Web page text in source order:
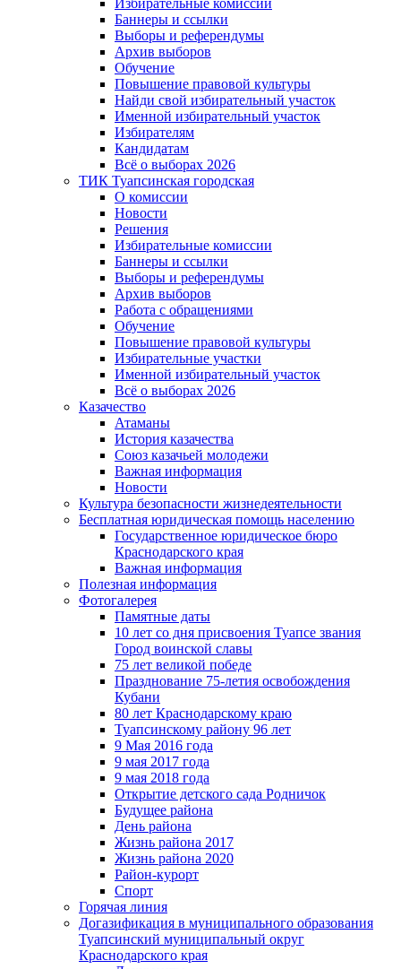
Избирательные комиссии
Баннеры и ссылки
Выборы и референдумы
Архив выборов
Обучение
Повышение правовой культуры
Найди свой избирательный участок
Именной избирательный участок
Избирателям
Кандидатам
Всё о выборах 2026
ТИК Туапсинская городская
О комиссии
Новости
Решения
Избирательные комиссии
Баннеры и ссылки
Выборы и референдумы
Архив выборов
Работа с обращениями
Обучение
Повышение правовой культуры
Избирательные участки
Именной избирательный участок
Всё о выборах 2026
Казачество
Атаманы
История казачества
Союз казачьей молодежи
Важная информация
Новости
Культура безопасности жизнедеятельности
Бесплатная юридическая помощь населению
Государственное юридическое бюро
Краснодарского края
Важная информация
Полезная информация
Фотогалерея
Памятные даты
10 лет со дня присвоения Туапсе звания
Город воинской славы
75 лет великой победе
Празднование 75-летия освобождения
Кубани
80 лет Краснодарскому краю
Туапсинскому району 96 лет
9 Мая 2016 года
9 мая 2017 года
9 мая 2018 года
Открытие детского сада Родничок
Будущее района
День района
Жизнь района 2017
Жизнь района 2020
Район-курорт
Спорт
Горячая линия
Догазификация в муниципального образования
Туапсинский муниципальный округ
Краснодарского края